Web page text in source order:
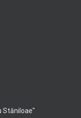
Stăniloae"